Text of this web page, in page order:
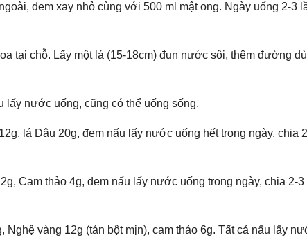
đem xay nhỏ cùng với 500 ml mật ong. Ngày uống 2-3
tại chỗ. Lấy một lá (15-18cm) đun nước sôi, thêm đường
lấy nước uống, cũng có thể uống sống.
lá Dâu 20g, đem nấu lấy nước uống hết trong ngày, chia
Cam thảo 4g, đem nấu lấy nước uống trong ngày, chia 2-3
Nghệ vàng 12g (tán bột mịn), cam thảo 6g. Tất cả nấu lấy